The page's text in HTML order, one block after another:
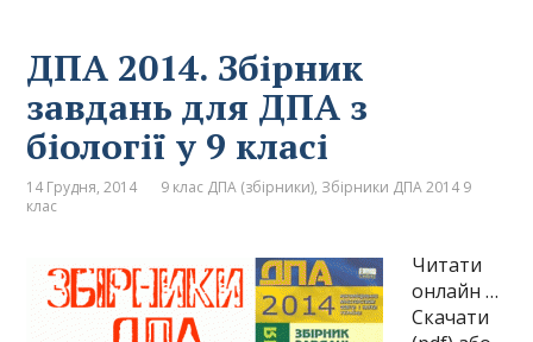
ДПА 2014. Збірник
завдань для ДПА з
біології у 9 класі
14 Грудня, 2014 9 клас ДПА (збірники), Збірники ДПА 2014 9
клас
Читати
онлайн …
Скачати